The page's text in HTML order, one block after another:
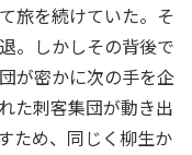
旅を続けていた。そ
。しかしその背後で
が密かに次の手を企
た刺客集団が動き出
ため、同じく柳生か